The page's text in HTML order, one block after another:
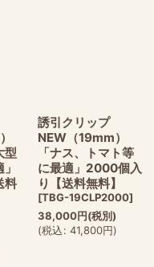
型
料
誘引クリップ
NEW（19mm）
「ナス、トマト等
に最適」2000個入
り【送料無料】
[TBG-19CLP2000]
38,000円(税別)
(税込: 41,800円)